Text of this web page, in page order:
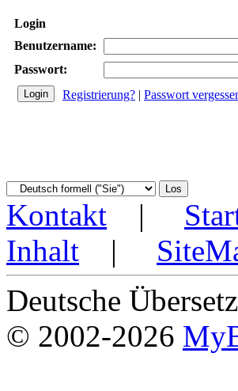
Login
Benutzername:
Passwort:
Registrierung? | Passwort
Kontakt |
Inhalt |
Deutsche
© 2002-2026